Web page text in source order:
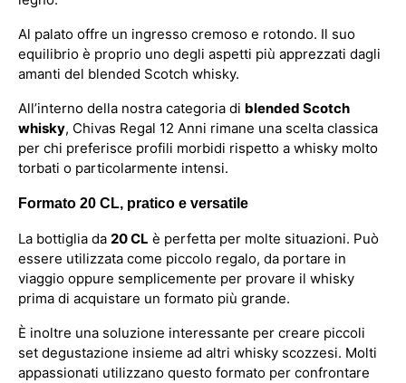
Al palato offre un ingresso cremoso e rotondo. Il suo
equilibrio è proprio uno degli aspetti più apprezzati dagli
amanti del blended Scotch whisky.
All’interno della nostra categoria di blended Scotch
whisky, Chivas Regal 12 Anni rimane una scelta classica
per chi preferisce profili morbidi rispetto a whisky molto
torbati o particolarmente intensi.
Formato 20 CL, pratico e versatile
La bottiglia da 20 CL è perfetta per molte situazioni. Può
essere utilizzata come piccolo regalo, da portare in
viaggio oppure semplicemente per provare il whisky
prima di acquistare un formato più grande.
È inoltre una soluzione interessante per creare piccoli
set degustazione insieme ad altri whisky scozzesi. Molti
appassionati utilizzano questo formato per confrontare